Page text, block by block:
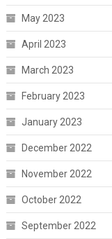
May 2023
April 2023
March 2023
February 2023
January 2023
December 2022
November 2022
October 2022
September 2022